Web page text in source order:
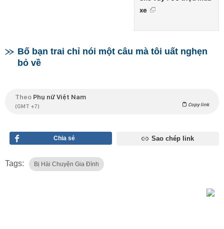
xe
Bố bạn trai chỉ nói một câu mà tôi uất nghẹn
bỏ về
Theo Phụ nữ Việt Nam
(GMT +7) Copy link
Chia sẻ Sao chép link
Tags: Bị Hài Chuyện Gia Đình